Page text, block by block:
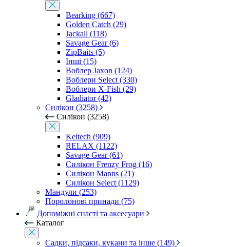
Bearking (667)
Golden Catch (29)
Jackall (118)
Savage Gear (6)
ZipBaits (5)
Інші (15)
Воблер Jaxon (124)
Воблери Select (330)
Воблери X-Fish (29)
Gladiator (42)
Силікон (3258)
Силікон (3258)
Keitech (909)
RELAX (1122)
Savage Gear (61)
Силікон Frenzy Frog (16)
Силікон Manns (21)
Силікон Select (1129)
Мандули (253)
Поролонові принади (75)
Допоміжні снасті та аксесуари
Каталог
Садки, підсаки, кукани та інше (149)